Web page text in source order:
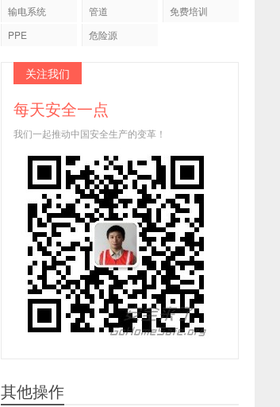
输电系统
管道
免费培训
PPE
危险源
关注我们
每天安全一点
我们一起推动中国安全生产的变革！
其他操作